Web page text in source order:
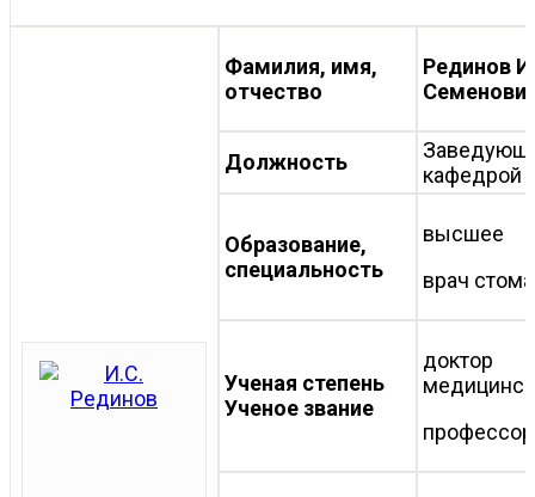
Фамилия, имя,
отчество
Рединов
Должность
кафедрой
Образование,
специальность
врач
Ученая степень
Ученое звание
доктор
профессор